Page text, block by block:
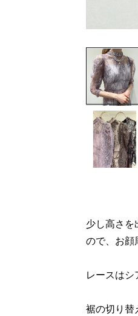
少し高さ
ので、お顔
レースは
裾の切り替